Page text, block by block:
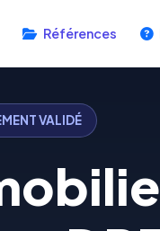
Références
VALIDÉ